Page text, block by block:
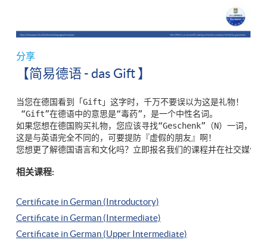
分享
【简易德语 - das Gift 】
当您在德国看到「Gift」这字时，千万不要误以为这是礼物！
“Gift”在德语中的意思是“毒药”，是一个中性名词。
如果您想在德国购买礼物，您应该寻找“Geschenk”（N）一词，
这是与英语完全不同的，可要提防『虚假的朋友』啊！
您想更了解德国语言和文化吗？立即报名我们的课程并在社交媒体
相关课程:
Certificate in German (Introductory)
Certificate in German (Intermediate)
Certificate in German (Upper Intermediate)